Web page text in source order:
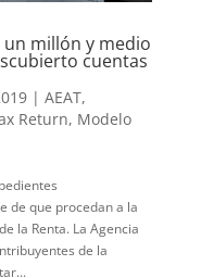
un millón y medio
cuentas
| AEAT,
Return, Modelo
de que procedan a la
la Renta. La Agencia
de la